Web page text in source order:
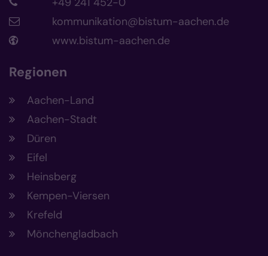
kommunikation@bistum-aachen.de
www.bistum-aachen.de
Regionen
Aachen-Land
Aachen-Stadt
Düren
Eifel
Heinsberg
Kempen-Viersen
Krefeld
Mönchengladbach